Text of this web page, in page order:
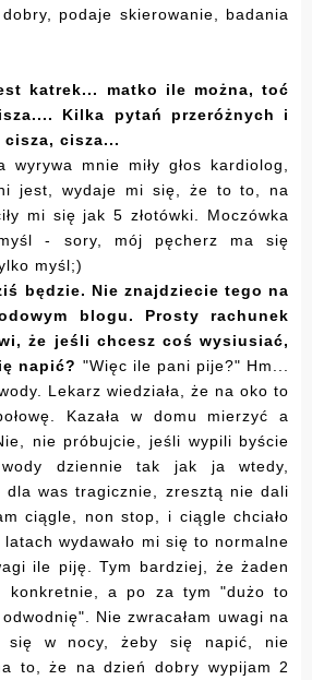
podaje skierowanie, badania
katrek... matko ile można, toć
Kilka pytań przeróżnych i
cisza...
wyrywa mnie miły głos kardiolog,
jest, wydaje mi się, że to to, na
mi się jak 5 złotówki. Moczówka
- sory, mój pęcherz ma się
myśl;)
będzie. Nie znajdziecie tego na
blogu. Prosty rachunek
że jeśli chcesz coś wysiusiać,
napić? "Więc ile pani pije?" Hm...
Lekarz wiedziała, że na oko to
Kazała w domu mierzyć a
nie próbujcie, jeśli wypili byście
dziennie tak jak ja wtedy,
dla was tragicznie, zresztą nie dali
ciągle, non stop, i ciągle chciało
wydawało mi się to normalne
ile piję. Tym bardziej, że żaden
konkretnie, a po za tym "dużo to
Nie zwracałam uwagi na
w nocy, żeby się napić, nie
to, że na dzień dobry wypijam 2